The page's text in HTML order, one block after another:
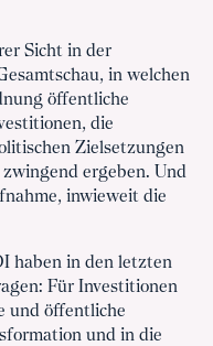
Sicht in der
in welchen
öffentliche
die
Zielsetzungen
ergeben. Und
inwieweit die
haben in den letzten
Für Investitionen
und öffentliche
und in die